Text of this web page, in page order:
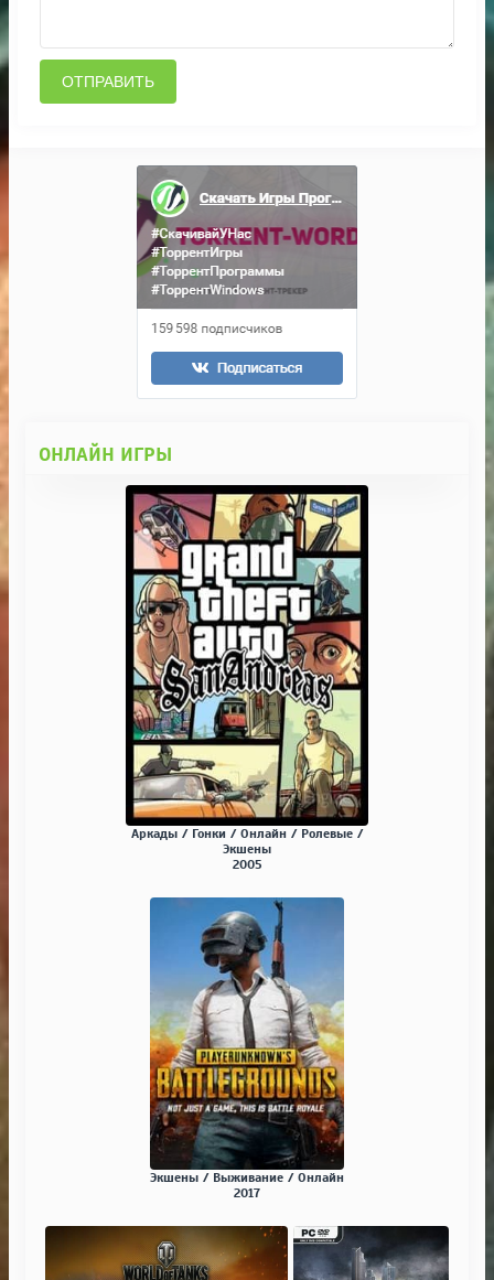
ОТПРАВИТЬ
ОНЛАЙН ИГРЫ
Аркады / Гонки / Онлайн / Ролевые /
Экшены
2005
Экшены / Выживание / Онлайн
2017